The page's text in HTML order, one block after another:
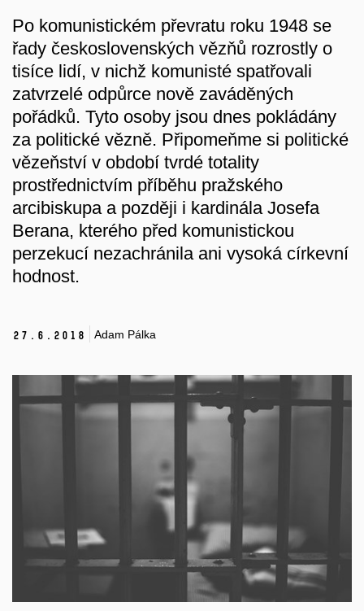
Po komunistickém převratu roku 1948 se
řady československých vězňů rozrostly o
tisíce lidí, v nichž komunisté spatřovali
zatvrzelé odpůrce nově zaváděných
pořádků. Tyto osoby jsou dnes pokládány
za politické vězně. Připomeňme si politické
vězeňství v období tvrdé totality
prostřednictvím příběhu pražského
arcibiskupa a později i kardinála Josefa
Berana, kterého před komunistickou
perzekucí nezachránila ani vysoká církevní
hodnost.
27. 6. 2018 Adam Pálka